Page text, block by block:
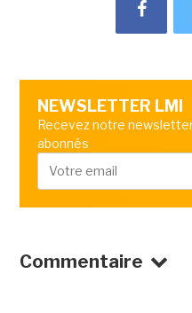
NEWSLETTER LMI
Recevez notre
abonnés
Commentaire